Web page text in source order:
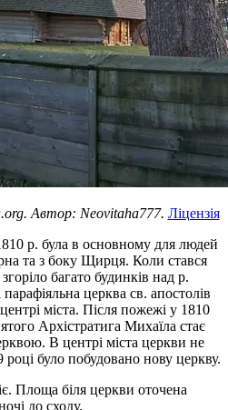
Автор: Neovitaha777. Ліцензія
р. була в основному для людей
та з боку Щирця. Коли стався
багато будинків над р.
церква св. апостолів
міста. Після пожежі у 1810
Архістратига Михаїла стає
В центрі міста церкви не
році було побудовано нову церкву.
Площа біля церкви оточена
до сходу.